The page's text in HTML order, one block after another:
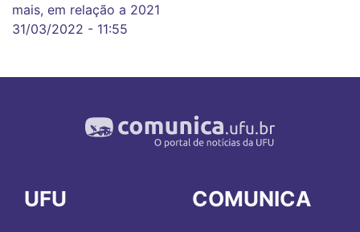
mais, em relação a 2021
31/03/2022 - 11:55
UFU COMUNICA